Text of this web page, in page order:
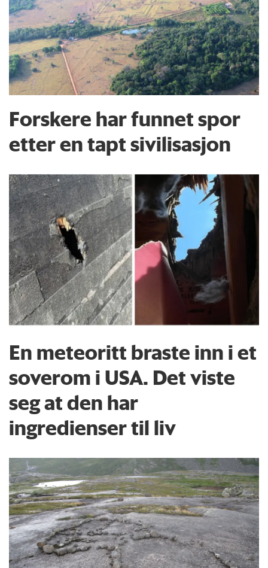
Forskere har funnet spor
etter en tapt sivilisasjon
En meteoritt braste inn i et
soverom i USA. Det viste
seg at den har
ingredienser til liv